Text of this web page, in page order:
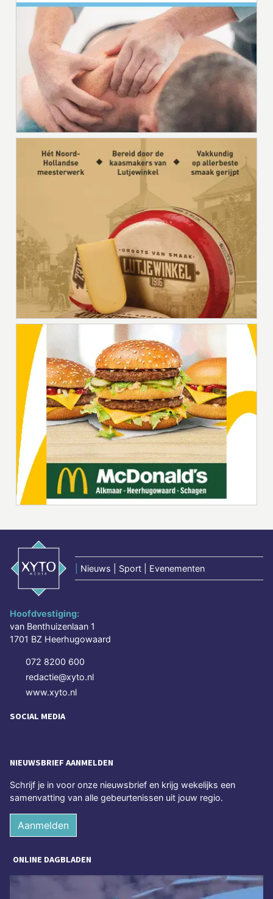
Nieuws | Sport | Evenementen
Hoofdvestiging:
van Benthuizenlaan 1
1701 BZ Heerhugowaard
072 8200 600
redactie@xyto.nl
www.xyto.nl
SOCIAL MEDIA
NIEUWSBRIEF AANMELDEN
Schrijf je in voor onze nieuwsbrief en krijg wekelijks een
samenvatting van alle gebeurtenissen uit jouw regio.
Aanmelden
ONLINE DAGBLADEN